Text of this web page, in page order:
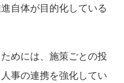
自体が目的化している
めには、施策ごとの投
事の連携を強化してい